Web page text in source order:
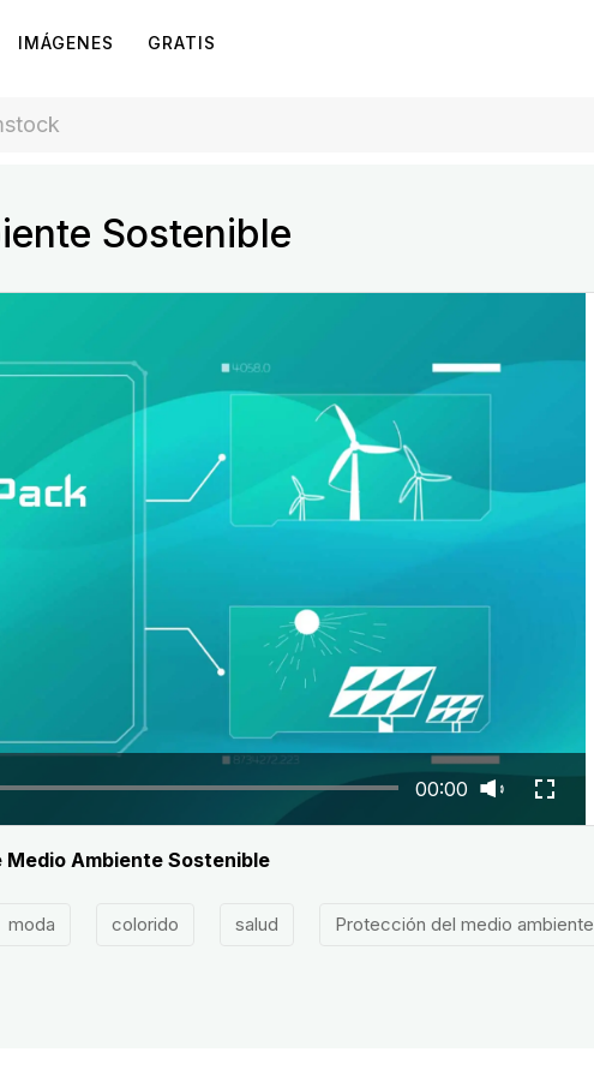
IMÁGENES GRATIS
Sostenible
00:00
Medio Ambiente Sostenible
moda colorido salud Protección del medio ambiente